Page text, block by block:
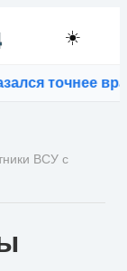
☀️
точнее
ВСУ с